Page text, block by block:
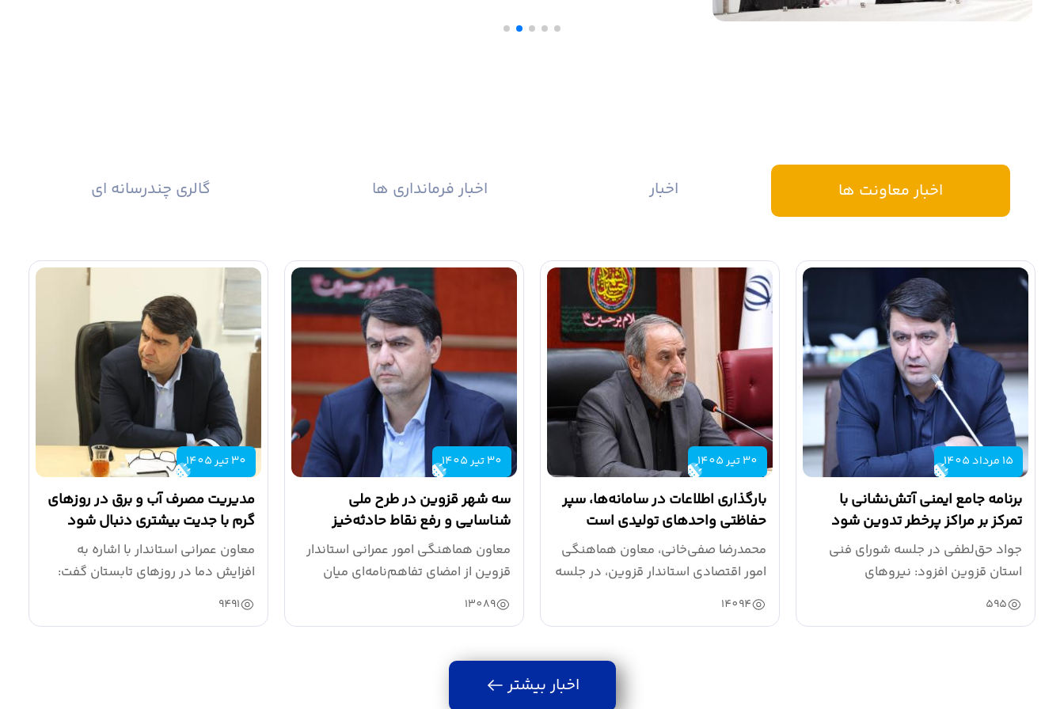
اخبار معاونت ها اخبار اخبار فرمانداری ها گالری چندرسانه ای
15 مرداد 1405
برنامه جامع ایمنی آتش‌نشانی با
تمرکز بر مراکز پرخطر تدوین شود
جواد حق‌لطفی در جلسه شورای فنی
استان قزوین افزود: نیروهای
آتش‌نشانی طی سال...
595
30 تیر 1405
بارگذاری اطلاعات در سامانه‌ها، سپر
حفاظتی واحدهای تولیدی است
محمدرضا صفی‌خانی، معاون هماهنگی
امور اقتصادی استاندار قزوین، در جلسه
ستاد...
14094
30 تیر 1405
سه شهر قزوین در طرح ملی
شناسایی و رفع نقاط حادثه‌خیز
انتخاب شدند
معاون هماهنگی امور عمرانی استاندار
قزوین از امضای تفاهم‌نامه‌ای میان
اتحادیه...
13089
30 تیر 1405
مدیریت مصرف آب و برق در روزهای
گرم با جدیت بیشتری دنبال شود
معاون عمرانی استاندار با اشاره به
افزایش دما در روزهای تابستان گفت:
شرایط...
9491
اخبار بیشتر